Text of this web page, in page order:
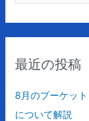
:最近の投稿
8月のプーケッ
について解説